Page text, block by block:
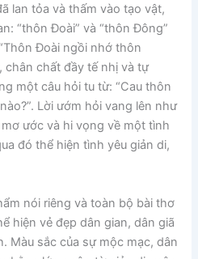
lan tỏa và thấm vào tạo vật,
“thôn Đoài” và “thôn Đông”
Đoài ngồi nhớ thôn
chân chất đầy tế nhị và tự
một câu hỏi tu từ: “Cau thôn
Lời ướm hỏi vang lên như
ước và hi vọng về một tình
đó thể hiện tình yêu giản di,
nói riêng và toàn bộ bài thơ
hiện vẻ đẹp dân gian, dân giã
Màu sắc của sự mộc mạc, dân